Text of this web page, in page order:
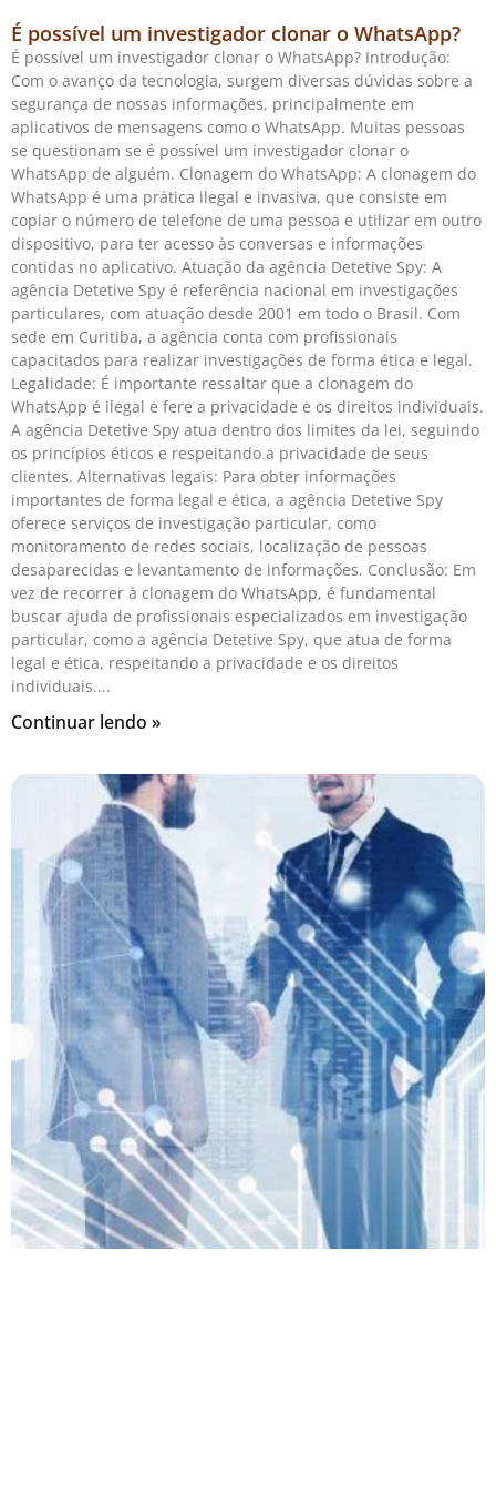
É possível um investigador clonar o WhatsApp?
É possível um investigador clonar o WhatsApp? Introdução:
Com o avanço da tecnologia, surgem diversas dúvidas sobre a
segurança de nossas informações, principalmente em
aplicativos de mensagens como o WhatsApp. Muitas pessoas
se questionam se é possível um investigador clonar o
WhatsApp de alguém. Clonagem do WhatsApp: A clonagem do
WhatsApp é uma prática ilegal e invasiva, que consiste em
copiar o número de telefone de uma pessoa e utilizar em outro
dispositivo, para ter acesso às conversas e informações
contidas no aplicativo. Atuação da agência Detetive Spy: A
agência Detetive Spy é referência nacional em investigações
particulares, com atuação desde 2001 em todo o Brasil. Com
sede em Curitiba, a agência conta com profissionais
capacitados para realizar investigações de forma ética e legal.
Legalidade: É importante ressaltar que a clonagem do
WhatsApp é ilegal e fere a privacidade e os direitos individuais.
A agência Detetive Spy atua dentro dos limites da lei, seguindo
os princípios éticos e respeitando a privacidade de seus
clientes. Alternativas legais: Para obter informações
importantes de forma legal e ética, a agência Detetive Spy
oferece serviços de investigação particular, como
monitoramento de redes sociais, localização de pessoas
desaparecidas e levantamento de informações. Conclusão: Em
vez de recorrer à clonagem do WhatsApp, é fundamental
buscar ajuda de profissionais especializados em investigação
particular, como a agência Detetive Spy, que atua de forma
legal e ética, respeitando a privacidade e os direitos
individuais.
Continuar lendo »